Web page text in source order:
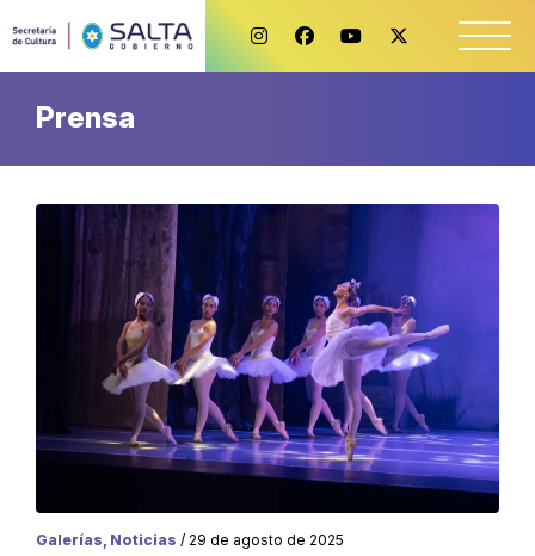
Prensa
Galerías, Noticias / 29 de agosto de 2025